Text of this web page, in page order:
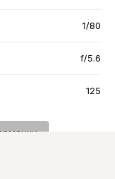
1/80
f/5.6
125